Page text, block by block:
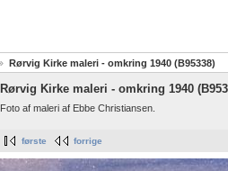
Rørvig Kirke maleri - omkring 1940 (B95338)
Rørvig Kirke maleri - omkring 1940
Foto af maleri af Ebbe Christiansen.
første forrige